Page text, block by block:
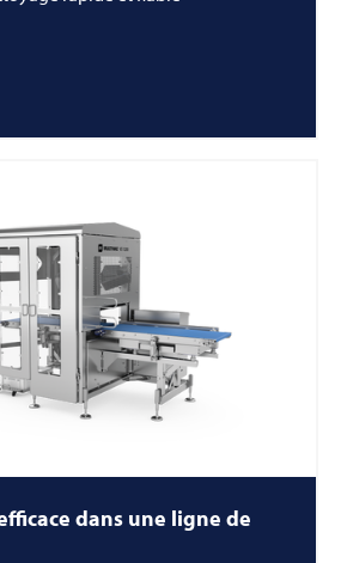
dans une ligne de